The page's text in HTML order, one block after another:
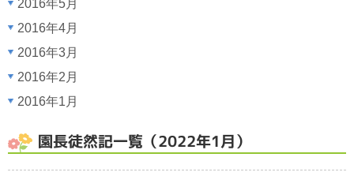
2016年5月
2016年4月
2016年3月
2016年2月
2016年1月
園長徒然記一覧（2022年1月）